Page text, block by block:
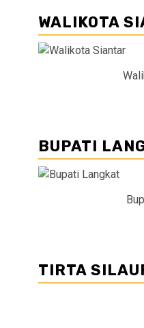
WALIKOTA
BUPATI
TIRTA